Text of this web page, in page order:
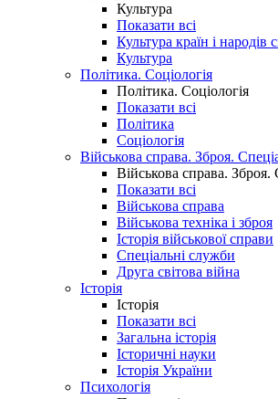
Культура
Показати всі
Культура країн і народів
Культура
Політика. Соціологія
Політика. Соціологія
Показати всі
Політика
Соціологія
Військова справа. Зброя.
Військова справа. Зброя.
Показати всі
Військова справа
Військова техніка і зброя
Історія військової справи
Спеціальні служби
Друга світова війна
Історія
Історія
Показати всі
Загальна історія
Історичні науки
Історія України
Психологія